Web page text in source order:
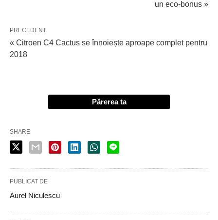
un eco-bonus »
PRECEDENT
« Citroen C4 Cactus se înnoiește aproape complet pentru
2018
Părerea ta
SHARE
PUBLICAT DE
Aurel Niculescu